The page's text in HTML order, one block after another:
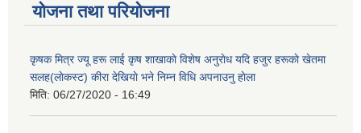
योजना तथा परियोजना
कृषक मित्र ज्यू हरू लाई कृष शाखाकाे विशेष अनुराेध यदि हजुर हरूकाे खेतमा
सलह(लाेकस्ट) कीरा देखियाे भने निम्न विधि अपनाउनु हाेला
मिति: 06/27/2020 - 16:49